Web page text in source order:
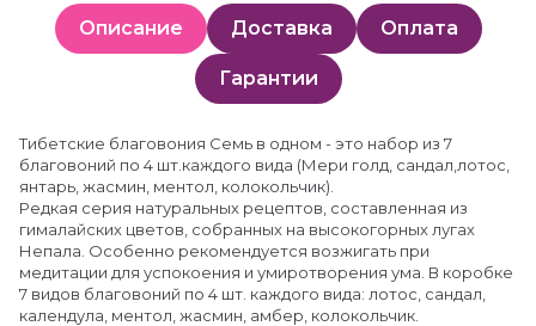
Описание Доставка Оплата
Гарантии
Тибетские благовония Семь в одном - это набор из 7
благовоний по 4 шт.каждого вида (Мери голд, сандал,лотос,
янтарь, жасмин, ментол, колокольчик).
Редкая серия натуральных рецептов, составленная из
гималайских цветов, собранных на высокогорных лугах
Непала. Особенно рекомендуется возжигать при
медитации для успокоения и умиротворения ума. В коробке
7 видов благовоний по 4 шт. каждого вида: лотос, сандал,
календула, ментол, жасмин, амбер, колокольчик.